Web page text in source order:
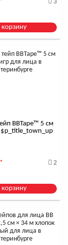
* 3
корзину
BBTape™ 5 см
$р_title_town_up
* 2
корзину